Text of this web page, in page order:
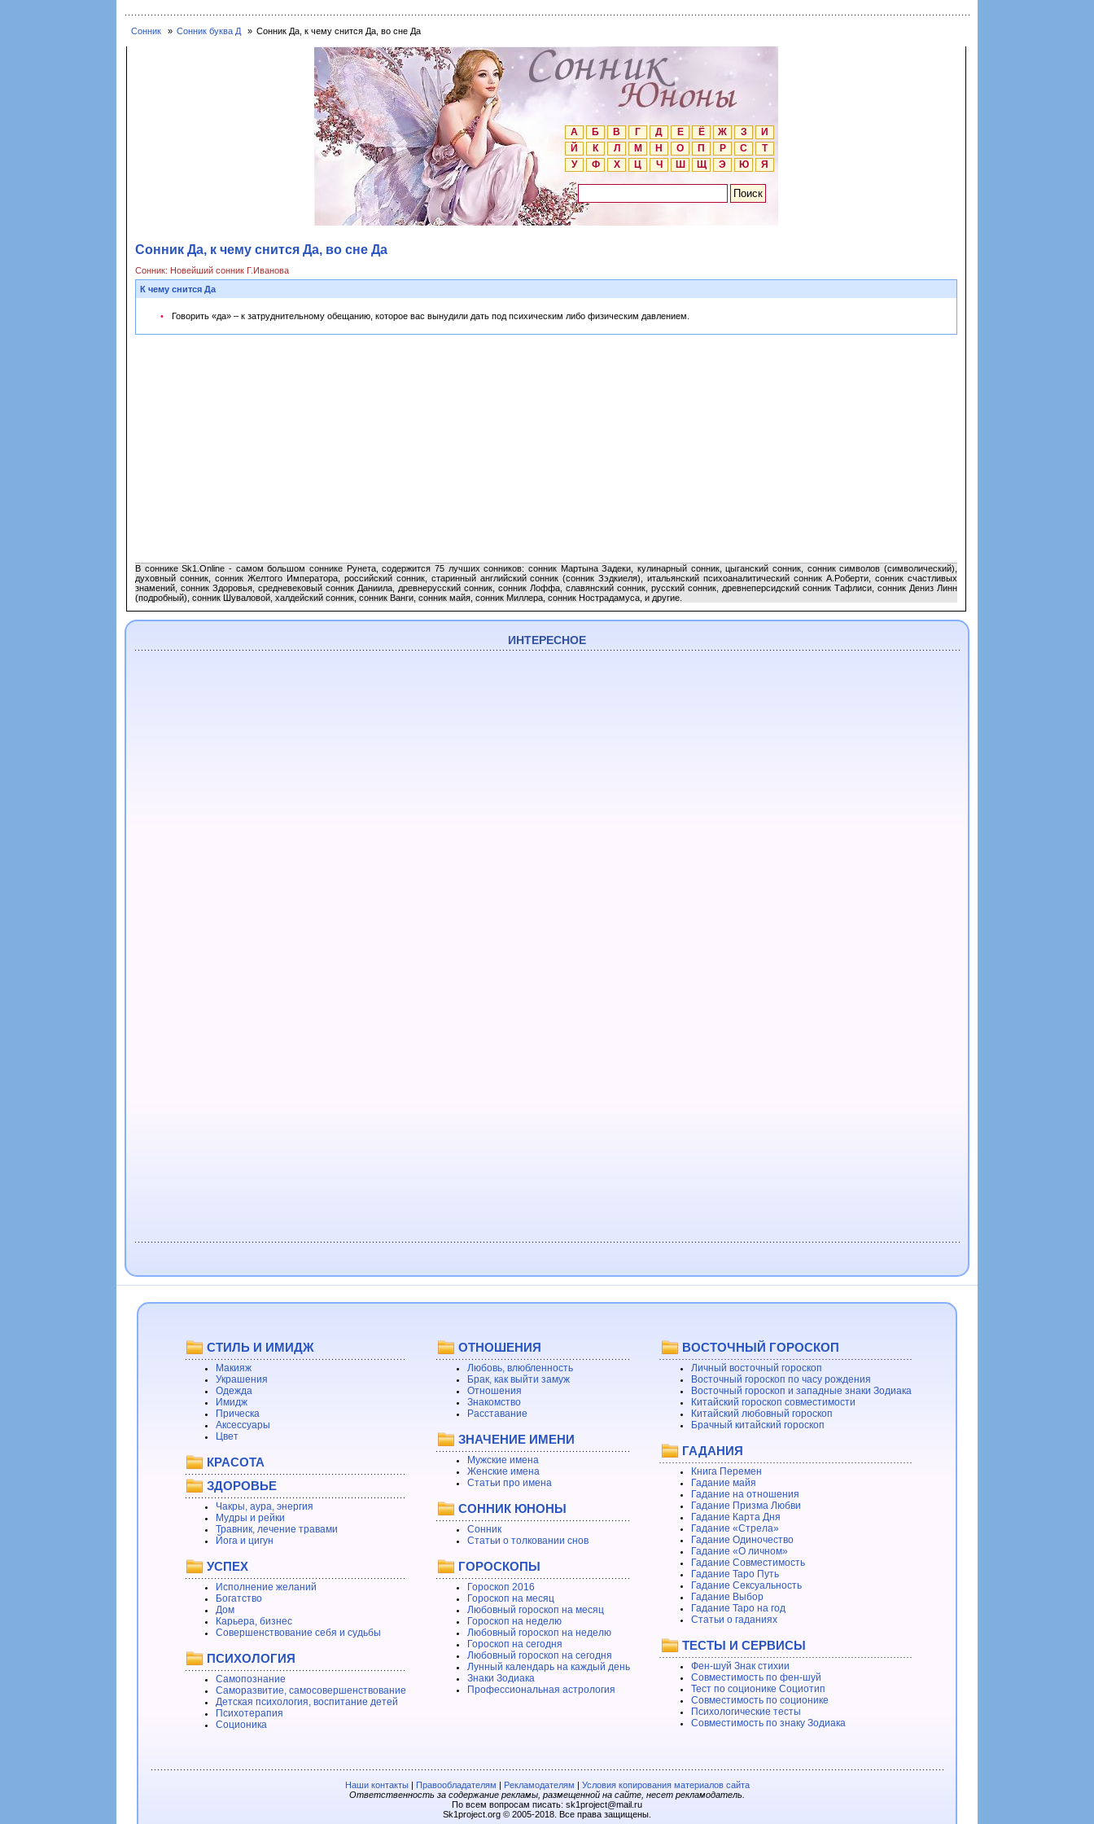
Сонник Сонник буква Д Сонник Да, к чему снится Да, во сне Да
А Б В Г Д Е Ё Ж З
И
Й
К Л М Н О П Р С
Т
У
Ф Х Ц Ч Ш Щ Э Ю Я
Сонник Да, к чему снится Да, во сне Да
Сонник: Новейший сонник Г.Иванова
К чему снится Да
Говорить «да» – к затруднительному обещанию, которое вас вынудили дать под психическим либо физическим давлением.
В соннике Sk1.Online - самом большом соннике Рунета, содержится 75 лучших сонников: сонник Мартына Задеки, кулинарный сонник, цыганский сонник, сонник символов (символический),
духовный сонник, сонник Желтого Императора, российский сонник, старинный английский сонник (сонник Зэдкиеля), итальянский психоаналитический сонник А.Роберти, сонник счастливых
знамений, сонник Здоровья, средневековый сонник Даниила, древнерусский сонник, сонник Лоффа, славянский сонник, русский сонник, древнеперсидский сонник Тафлиси, сонник Дениз Линн
(подробный), сонник Шуваловой, халдейский сонник, сонник Ванги, сонник майя, сонник Миллера, сонник Нострадамуса, и другие.
ИНТЕРЕСНОЕ
СТИЛЬ И ИМИДЖ
Макияж
Украшения
Одежда
Имидж
Прическа
Аксессуары
Цвет
КРАСОТА
ЗДОРОВЬЕ
Чакры, аура, энергия
Мудры и рейки
Травник, лечение травами
Йога и цигун
УСПЕХ
Исполнение желаний
Богатство
Дом
Карьера, бизнес
Совершенствование себя и судьбы
ПСИХОЛОГИЯ
Самопознание
Саморазвитие, самосовершенствование
Детская психология, воспитание детей
Психотерапия
Соционика
ОТНОШЕНИЯ
Любовь, влюбленность
Брак, как выйти замуж
Отношения
Знакомство
Расставание
ЗНАЧЕНИЕ ИМЕНИ
Мужские имена
Женские имена
Статьи про имена
СОННИК ЮНОНЫ
Сонник
Статьи о толковании снов
ГОРОСКОПЫ
Гороскоп 2016
Гороскоп на месяц
Любовный гороскоп на месяц
Гороскоп на неделю
Любовный гороскоп на неделю
Гороскоп на сегодня
Любовный гороскоп на сегодня
Лунный календарь на каждый день
Знаки Зодиака
Профессиональная астрология
ВОСТОЧНЫЙ ГОРОСКОП
Личный восточный гороскоп
Восточный гороскоп по часу рождения
Восточный гороскоп и западные знаки Зодиака
Китайский гороскоп совместимости
Китайский любовный гороскоп
Брачный китайский гороскоп
ГАДАНИЯ
Книга Перемен
Гадание майя
Гадание на отношения
Гадание Призма Любви
Гадание Карта Дня
Гадание «Стрела»
Гадание Одиночество
Гадание «О личном»
Гадание Совместимость
Гадание Таро Путь
Гадание Сексуальность
Гадание Выбор
Гадание Таро на год
Статьи о гаданиях
ТЕСТЫ И СЕРВИСЫ
Фен-шуй Знак стихии
Совместимость по фен-шуй
Тест по соционике Социотип
Совместимость по соционике
Психологические тесты
Совместимость по знаку Зодиака
Наши контакты| Правообладателям | Рекламодателям | Условия копирования материалов сайта
Ответственность за содержание рекламы, размещенной на сайте, несет рекламодатель.
По всем вопросам писать: sk1project@mail.ru
Sk1project.org © 2005-2018. Все права защищены.